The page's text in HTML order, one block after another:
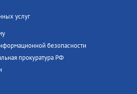
услуг
безопасности
прокуратура РФ